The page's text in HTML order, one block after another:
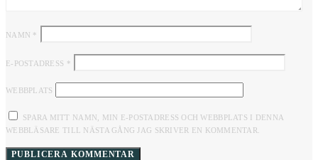
NAMN *
E-POSTADRESS *
WEBBPLATS
SPARA MITT NAMN, MIN E-POSTADRESS OCH WEBBPLATS I DENNA
WEBBLÄSARE TILL NÄSTA GÅNG JAG SKRIVER EN KOMMENTAR.